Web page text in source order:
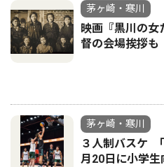
茅ヶ崎・寒川
映画『黒川の
督の会場挨拶も
茅ヶ崎・寒川
３人制バスケ
月20日に小学生